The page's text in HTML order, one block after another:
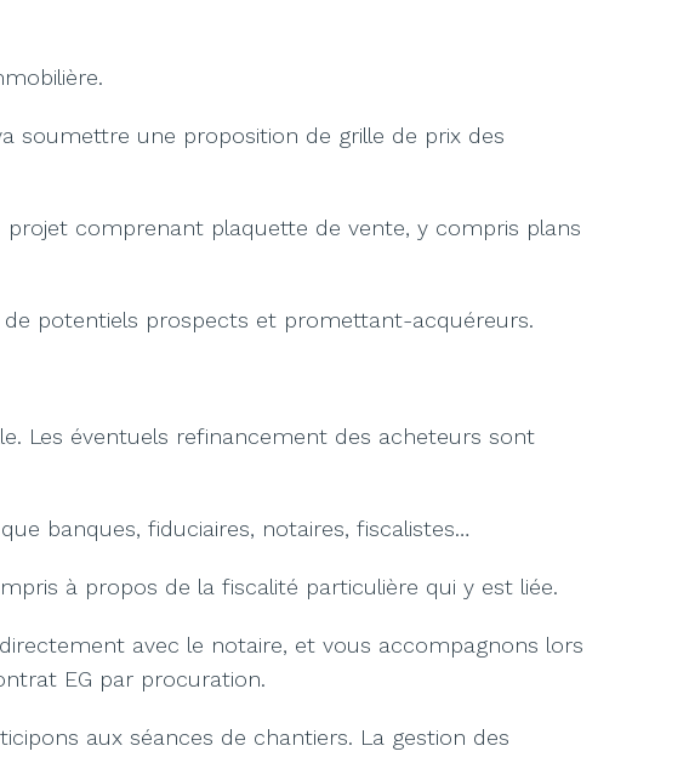
soumettre une proposition de grille de prix des
comprenant plaquette de vente, y compris plans
de potentiels prospects et promettant-acquéreurs.
Les éventuels refinancement des acheteurs sont
banques, fiduciaires, notaires, fiscalistes…
à propos de la fiscalité particulière qui y est liée.
avec le notaire, et vous accompagnons lors
EG par procuration.
aux séances de chantiers. La gestion des